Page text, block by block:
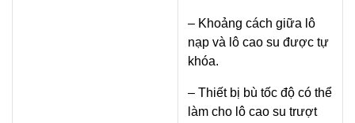
– Khoảng cách giữa lô
nạp và lô cao su được tự
khóa.
– Thiết bị bù tốc độ có thể
làm cho lô cao su trượt